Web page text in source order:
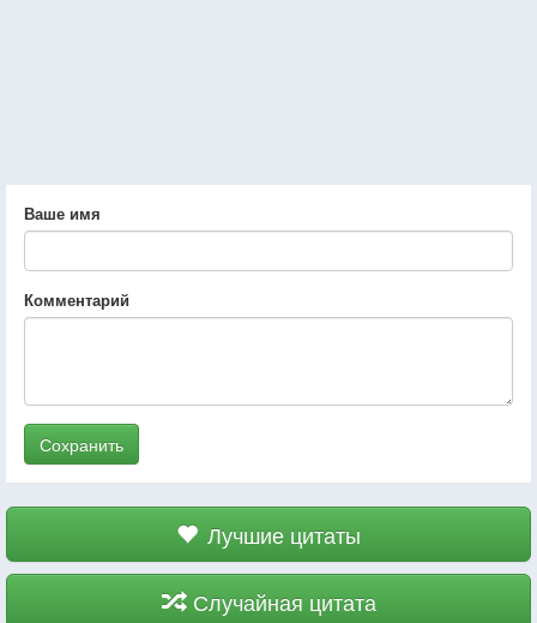
Ваше имя
Комментарий
Сохранить
Лучшие цитаты
Случайная цитата